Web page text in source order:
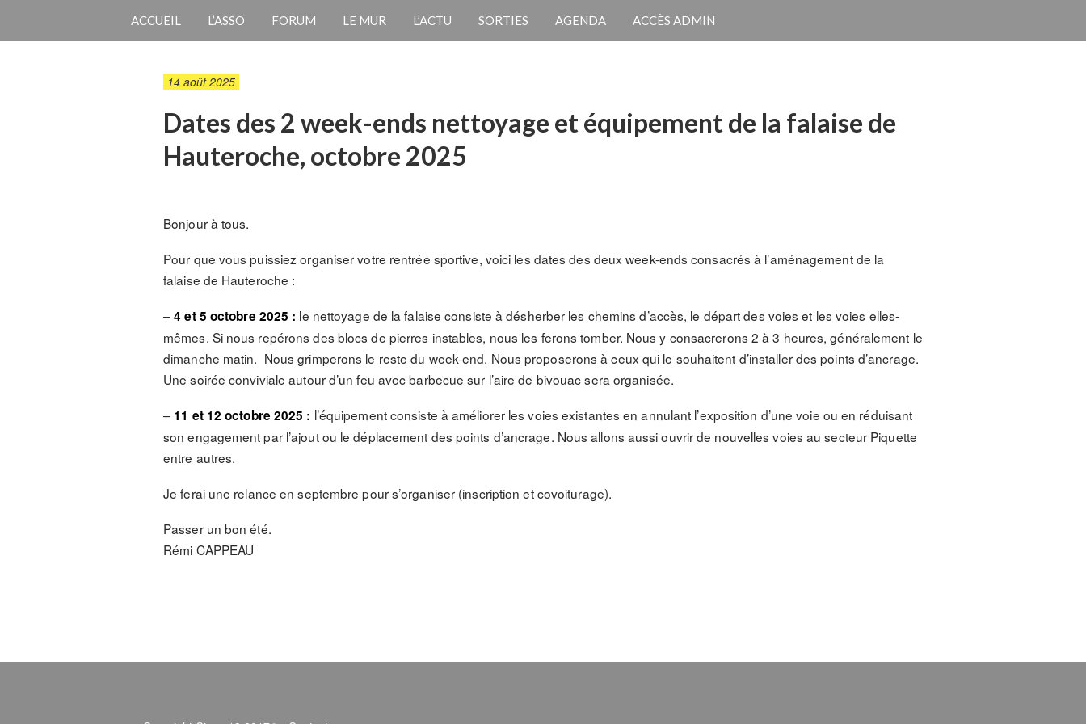
ACCUEIL L’ASSO FORUM LE MUR L’ACTU SORTIES AGENDA ACCÈS ADMIN
14 août 2025
Dates des 2 week-ends nettoyage et équipement de la falaise de
Hauteroche, octobre 2025
Bonjour à tous.
Pour que vous puissiez organiser votre rentrée sportive, voici les dates des deux week-ends consacrés à l’aménagement de la
falaise de Hauteroche :
–4 et 5 octobre 2025 : le nettoyage de la falaise consiste à désherber les chemins d’accès, le départ des voies et les voies elles-
mêmes. Si nous repérons des blocs de pierres instables, nous les ferons tomber. Nous y consacrerons 2 à 3 heures, généralement le
dimanche matin. Nous grimperons le reste du week-end. Nous proposerons à ceux qui le souhaitent d’installer des points d’ancrage.
Une soirée conviviale autour d’un feu avec barbecue sur l’aire de bivouac sera organisée.
– 11 et 12 octobre 2025 : l’équipement consiste à améliorer les voies existantes en annulant l’exposition d’une voie ou en réduisant
son engagement par l’ajout ou le déplacement des points d’ancrage. Nous allons aussi ouvrir de nouvelles voies au secteur Piquette
entre autres.
Je ferai une relance en septembre pour s’organiser (inscription et covoiturage).
Passer un bon été.
Rémi CAPPEAU